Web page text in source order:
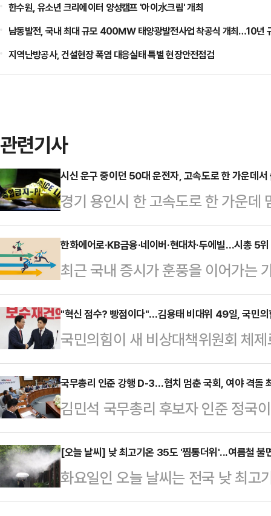
한수원, 유소년 크리에이터 양성캠프 '아이水크림' 개최
남동발전, 국내 최대 규모 400㎿ 태양광발전사업 착공식 개최…10년
지역난방공사, 건설현장 폭염 대응실태 특별 현장안전점검
관련기사
시신 운구 중이던 50대 운전자, 고속도로 한 가운데서
경기 용인시 한 고속도로 한 가운
진 채 발견됐다.30일 경기남부경
오후 11시28분쯤 영동고속도로 강
이 2차로에서 3차로 사이에 멈춰
구간 순찰 차량이 곧바로 현장에
분쯤 경찰이 도착해 운전석에서 의
했다.경찰은 운전석 유리를 깨고
술을 했고, …
한화에어로·KB금융·네이버·현대차·두에빌…시총 5위
최근 국내 증시가 훈풍을 이어가는
도 치열하다. 특히 새 정부 출범 이
면서 시총 5위 자리를 둘러싼 경쟁
면 지난달(6월) 코스피 시가총액
▲네이버 ▲현대차 ▲두산에너빌리
으로 한화에어로스페이스가 11거
높았다. 한화에어로스페이스는 글
망에 힘입어 지난달 초 83…
"혁신 점수? 빵점이다"…김용태 비대위 49일, 국민의
국민의힘이 새 비상대책위원회 체
가 종료되면서 송언석 원내대표가
원장의 임기는 지난달 11일 '후보교
장 후임에 지명된 지 49일 만에 마
도로 빠른 당의 변화"를 말했지만,
를 중심으로 한 고립의 벽만 부각시
30일 오전 서울 여의도 국회에서 '
회견을 열고 그간의…
국무총리 인준 강행 D-3…협치 멈춘 국회, 여야 격돌
김민석 국무총리 후보자 인준 정국
야가 끝내 접점을 찾지 못할 경우,
처리될 가능성이 기정사실화되는
당의 요구에도 불구하고 30일 본회
을 촉구했다. 하지만 정국은 양당의
[오늘 날씨] 낮 최고기온 35도 '찜통더위'...여름철 불
화요일인 오늘 날씨는 전국 낮 최
어지겠으며 수도권을 시작으로 비